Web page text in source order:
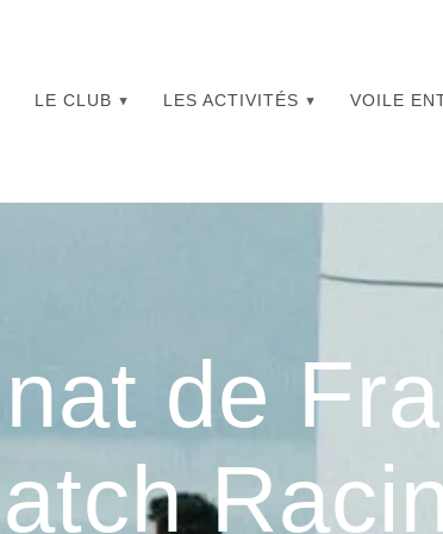
LE CLUB LES ACTIVITÉS VOILE
de